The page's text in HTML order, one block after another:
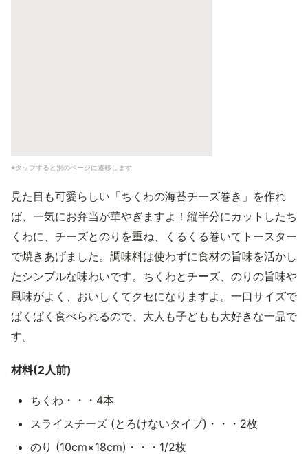
※タップすると別のページに遷移します
見た目も可愛らしい「ちくわの海苔チーズ巻き」を作れ
ば、一気にお弁当が華やぎますよ！縦半分にカットしたち
くわに、チーズとのりを重ね、くるくる巻いてトースター
で焼きあげました。調味料は使わずに食材の旨味を活かし
たシンプルな味わいです。ちくわとチーズ、のりの旨味や
風味がよく、おいしくてクセになりますよ。一口サイズで
ぱくぱく食べられるので、大人も子どもも大好きな一品で
す。
材料(2人前)
ちくわ・・・4本
スライスチーズ (とろけないタイプ)・・・2枚
のり (10cm×18cm)・・・1/2枚